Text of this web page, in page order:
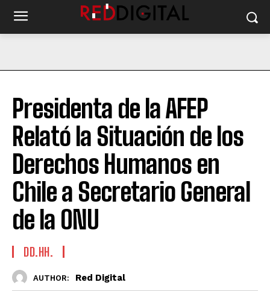
Presidenta de la AFEP
Relató la Situación de los
Derechos Humanos en
Chile a Secretario General
de la ONU
DD.HH.
AUTHOR: Red Digital